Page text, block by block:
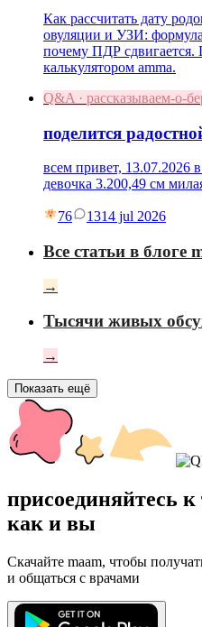
Как рассчитать дату
овуляции и УЗИ:
почему ПДР
калькулятором amma.
Q&A · рассказываем-о-
поделится
всем привет, 13.07.2026
девочка 3.200,49 см
76 1314 jul 2026
Все статьи в блоге
→
Тысячи живых
→
Показать ещё
присоединяйтесь
как и вы
Скачайте maam, чтобы
и общаться с врачами